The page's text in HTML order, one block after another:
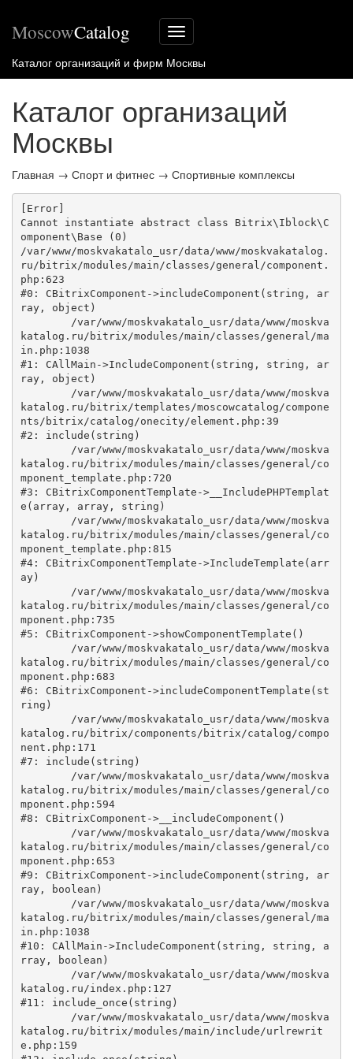
Меню
сайта
MoscowCatalog
Каталог организаций и фирм Москвы
Каталог организаций
Москвы
Главная → Спорт и фитнес → Спортивные комплексы
[Error]
Cannot instantiate abstract class Bitrix\Iblock\C
omponent\Base (0)
/var/www/moskvakatalo_usr/data/www/moskvakatalog.
ru/bitrix/modules/main/classes/general/component.
php:623
#0: CBitrixComponent->includeComponent(string, ar
ray, object)
katalog.ru/bitrix/modules/main/classes/general/ma
in.php:1038
#1: CAllMain->IncludeComponent(string, string, ar
ray, object)
katalog.ru/bitrix/templates/moscowcatalog/compone
nts/bitrix/catalog/onecity/element.php:39
#2: include(string)
katalog.ru/bitrix/modules/main/classes/general/co
mponent_template.php:720
#3: CBitrixComponentTemplate->__IncludePHPTemplat
e(array, array, string)
katalog.ru/bitrix/modules/main/classes/general/co
mponent_template.php:815
#4: CBitrixComponentTemplate->IncludeTemplate(arr
ay)
katalog.ru/bitrix/modules/main/classes/general/co
mponent.php:735
#5: CBitrixComponent->showComponentTemplate()
katalog.ru/bitrix/modules/main/classes/general/co
mponent.php:683
#6: CBitrixComponent->includeComponentTemplate(st
ring)
katalog.ru/bitrix/components/bitrix/catalog/compo
nent.php:171
#7: include(string)
katalog.ru/bitrix/modules/main/classes/general/co
mponent.php:594
#8: CBitrixComponent->__includeComponent()
katalog.ru/bitrix/modules/main/classes/general/co
mponent.php:653
#9: CBitrixComponent->includeComponent(string, ar
ray, boolean)
katalog.ru/bitrix/modules/main/classes/general/ma
in.php:1038
#10: CAllMain->IncludeComponent(string, string, a
rray, boolean)
katalog.ru/index.php:127
#11: include_once(string)
katalog.ru/bitrix/modules/main/include/urlrewrit
e.php:159